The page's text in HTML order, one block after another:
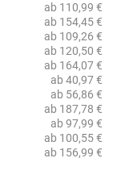
ab 110,99 €
ab 154,45 €
ab 109,26 €
ab 120,50 €
ab 164,07 €
ab 40,97 €
ab 56,86 €
ab 187,78 €
ab 97,99 €
ab 100,55 €
ab 156,99 €